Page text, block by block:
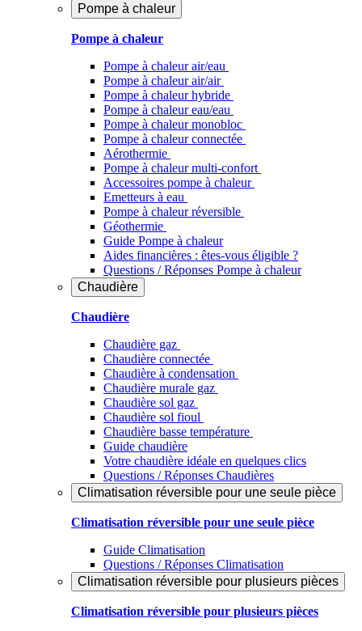
Pompe à chaleur
Pompe à chaleur
Pompe à chaleur air/eau
Pompe à chaleur air/air
Pompe à chaleur hybride
Pompe à chaleur​ eau/eau
Pompe à chaleur monobloc
Pompe à chaleur connectée
Aérothermie
Pompe à chaleur multi-confort
Accessoires pompe à chaleur
Emetteurs à eau
Pompe à chaleur réversible
Géothermie
Guide Pompe à chaleur
Aides financières : êtes-vous éligible ?
Questions / Réponses Pompe à chaleur
Chaudière
Chaudière
Chaudière gaz
Chaudière connectée
Chaudière à condensation
Chaudière murale gaz
Chaudière sol gaz
Chaudière sol fioul
Chaudière basse température
Guide chaudière
Votre chaudière idéale en quelques clics
Questions / Réponses Chaudières
Climatisation réversible pour une seule pièce
Climatisation réversible pour une seule pièce
Guide Climatisation
Questions / Réponses Climatisation
Climatisation réversible pour plusieurs pièces
Climatisation réversible pour plusieurs pièces